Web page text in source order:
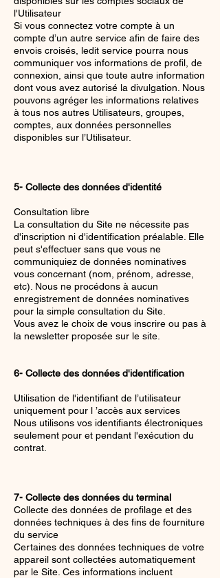
l'Utilisateur
Si vous connectez votre compte à un
compte d’un autre service afin de faire des
envois croisés, ledit service pourra nous
communiquer vos informations de profil, de
connexion, ainsi que toute autre information
dont vous avez autorisé la divulgation. Nous
pouvons agréger les informations relatives
à tous nos autres Utilisateurs, groupes,
comptes, aux données personnelles
disponibles sur l’Utilisateur.
5- Collecte des données d'identité
Consultation libre
La consultation du Site ne nécessite pas
d'inscription ni d'identification préalable. Elle
peut s'effectuer sans que vous ne
communiquiez de données nominatives
vous concernant (nom, prénom, adresse,
etc). Nous ne procédons à aucun
enregistrement de données nominatives
pour la simple consultation du Site.
Vous avez le choix de vous inscrire ou pas à
la newsletter proposée sur le site.
6- Collecte des données d'identification
Utilisation de l'identifiant de l’utilisateur
uniquement pour l ’accès aux services
Nous utilisons vos identifiants électroniques
seulement pour et pendant l'exécution du
contrat.
7- Collecte des données du terminal
Collecte des données de profilage et des
données techniques à des fins de fourniture
du service
Certaines des données techniques de votre
appareil sont collectées automatiquement
par le Site. Ces informations incluent